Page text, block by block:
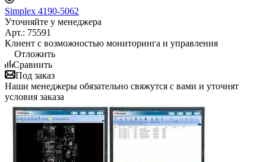
Simplex 4190-5062
Уточняйте у менеджера
Арт.: 75591
Клиент с возможностью мониторинга и управления
Отложить
Сравнить
Под заказ
Наши менеджеры обязательно свяжутся с вами и уточнят
условия заказа